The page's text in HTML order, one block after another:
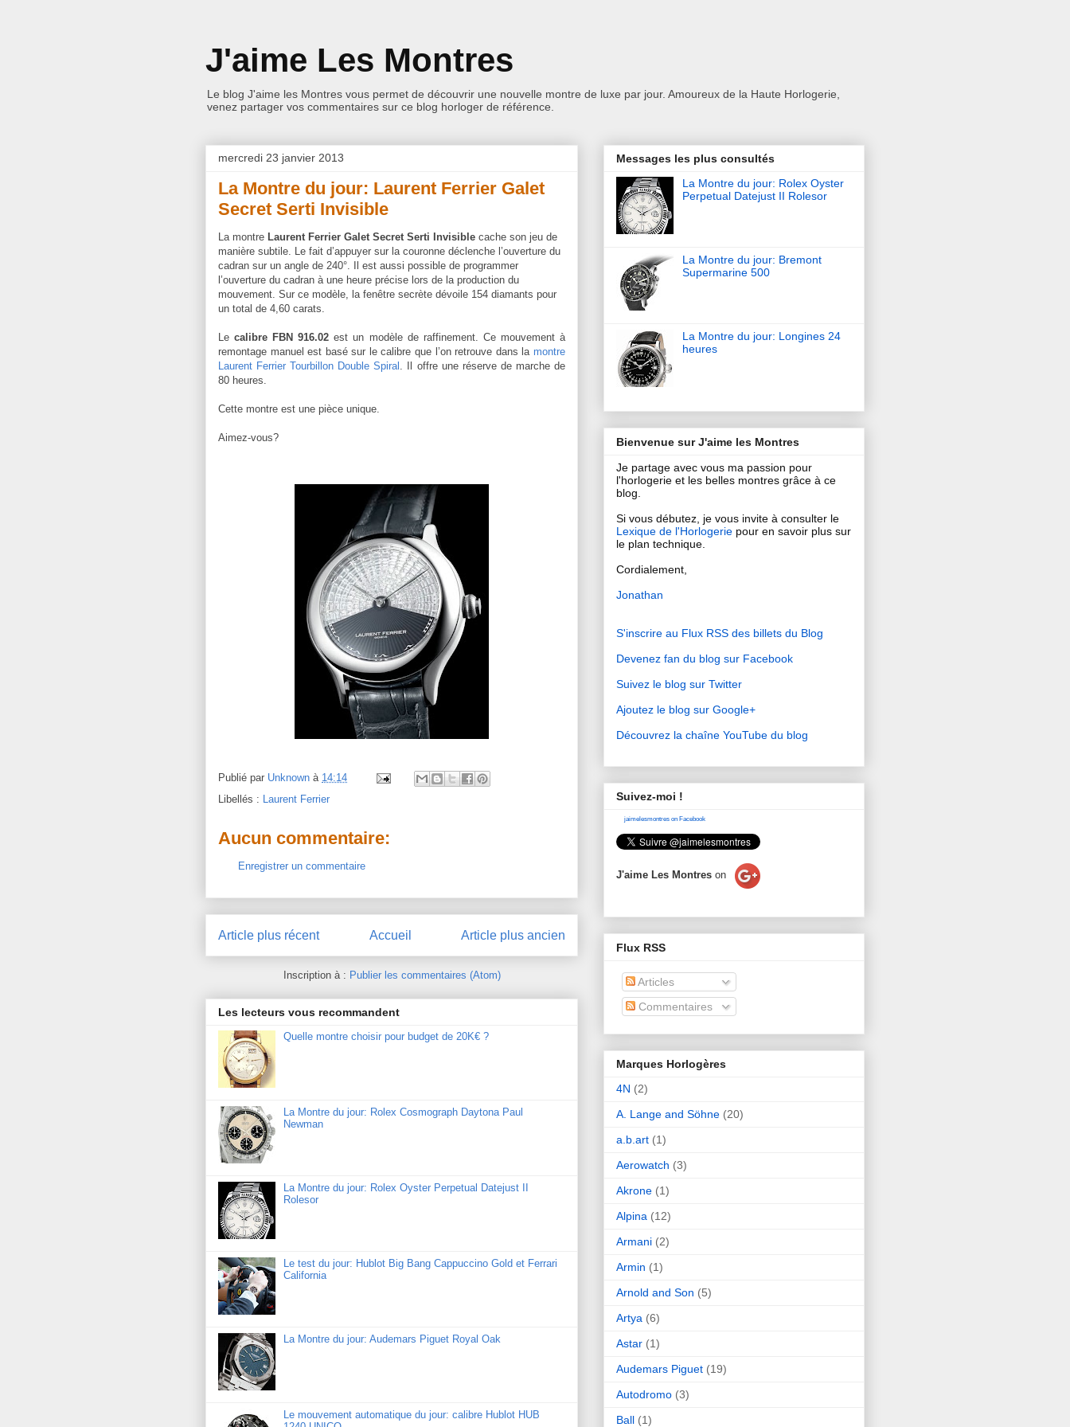
J'aime Les Montres
Le blog J'aime les Montres vous permet de découvrir une nouvelle montre de luxe par jour. Amoureux de la Haute Horlogerie,
venez partager vos commentaires sur ce blog horloger de référence.
mercredi 23 janvier 2013
La Montre du jour: Laurent Ferrier Galet
Secret Serti Invisible
La montre Laurent Ferrier Galet Secret Serti Invisible cache son jeu de
manière subtile. Le fait d’appuyer sur la couronne déclenche l’ouverture du
cadran sur un angle de 240°. Il est aussi possible de programmer
l’ouverture du cadran à une heure précise lors de la production du
mouvement. Sur ce modèle, la fenêtre secrète dévoile 154 diamants pour
un total de 4,60 carats.
Lecalibre FBN 916.02 est un modèle de raffinement. Ce mouvement à
remontage manuel est basé sur le calibre que l’on retrouve dans la montre
Laurent Ferrier Tourbillon Double Spiral . Il offre une réserve de marche de
80 heures.
Cette montre est une pièce unique.
Aimez-vous?
Publié par Unknown à 14:14
Libellés : Laurent Ferrier
Aucun commentaire:
Enregistrer un commentaire
Article plus récent Article plus ancien
Accueil
Inscription à : Publier les commentaires (Atom)
Les lecteurs vous recommandent
Quelle montre choisir pour budget de 20K€ ?
La Montre du jour: Rolex Cosmograph Daytona Paul
Newman
La Montre du jour: Rolex Oyster Perpetual Datejust II
Rolesor
Le test du jour: Hublot Big Bang Cappuccino Gold et Ferrari
California
La Montre du jour: Audemars Piguet Royal Oak
Le mouvement automatique du jour: calibre Hublot HUB
Messages les plus consultés
La Montre du jour: Rolex Oyster
Perpetual Datejust II Rolesor
La Montre du jour: Bremont
Supermarine 500
La Montre du jour: Longines 24
heures
Bienvenue sur J'aime les Montres
Je partage avec vous ma passion pour
l'horlogerie et les belles montres grâce à ce
blog.
Si vous débutez, je vous invite à consulter le
Lexique de l'Horlogerie pour en savoir plus sur
le plan technique.
Cordialement,
Jonathan
S'inscrire au Flux RSS des billets du Blog
Devenez fan du blog sur Facebook
Suivez le blog sur Twitter
Ajoutez le blog sur Google+
Découvrez la chaîne YouTube du blog
Suivez-moi !
jaimelesmontres on Facebook
J'aime Les Montres on
Flux RSS
Articles
Commentaires
Marques Horlogères
4N (2)
A. Lange and Söhne (20)
a.b.art (1)
Aerowatch (3)
Akrone (1)
Alpina (12)
Armani (2)
Armin (1)
Arnold and Son (5)
Artya (6)
Astar (1)
Audemars Piguet (19)
Autodromo (3)
Ball (1)